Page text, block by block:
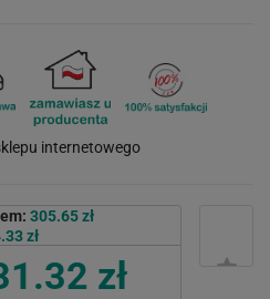
305.65 zł
zł
zł